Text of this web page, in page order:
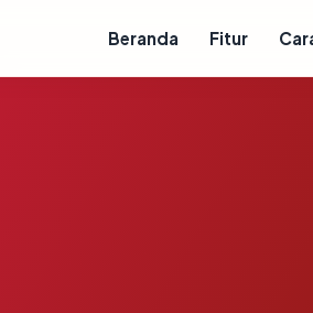
Beranda Fitur